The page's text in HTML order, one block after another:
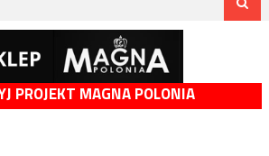
PROJEKT MAGNA POLONIA